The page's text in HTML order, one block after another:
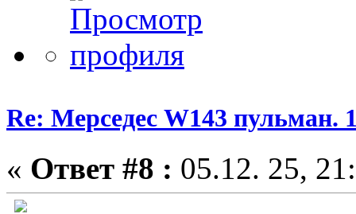
Re: Мерседес W143 пульман.
« Ответ #8 : 05.12. 25,